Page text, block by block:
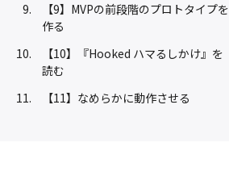
【9】MVPの前段階のプロトタイプを
作る
【10】『Hooked ハマるしかけ』を
読む
【11】なめらかに動作させる